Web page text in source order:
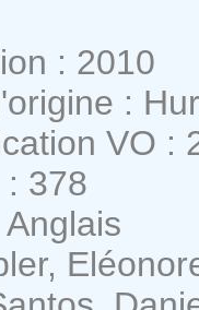
: 2010
:
VO :
378